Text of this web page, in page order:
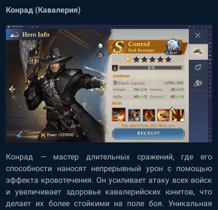
Конрад (Кавалерия)
Конрад — мастер длительных сражений, где его
способности наносят непрерывный урон с помощью
эффекта кровотечения. Он усиливает атаку всех войск
и увеличивает здоровье кавалерийских юнитов, что
делает их более стойкими на поле боя. Уникальная